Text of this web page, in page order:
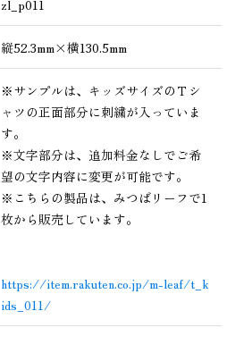
zl_p011
縦52.3mm×横130.5mm
※サンプルは、キッズサイズのＴシ
ャツの正面部分に刺繍が入っていま
す。
※文字部分は、追加料金なしでご希
望の文字内容に変更が可能です。
※こちらの製品は、みつばリーフで1
枚から販売しています。
https://item.rakuten.co.jp/m-leaf/t_k
ids_011/